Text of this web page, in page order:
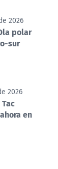
2026
polar
sur
2026
en